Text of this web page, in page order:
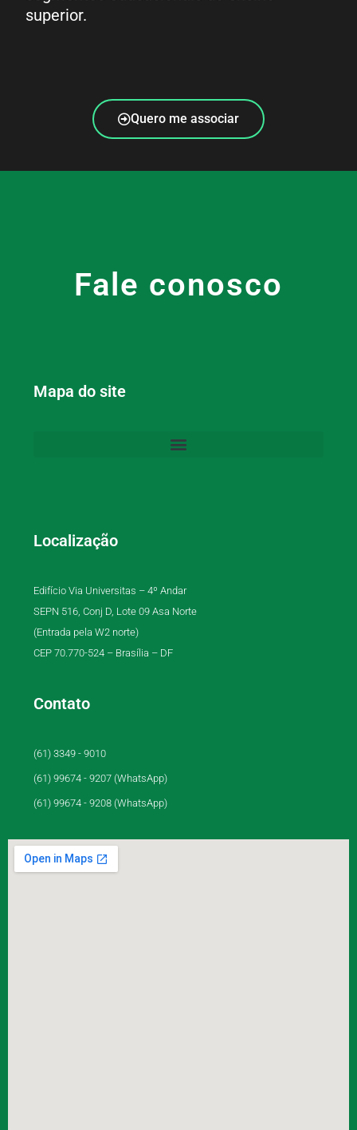
superior.
Quero me associar
Fale conosco
Mapa do site
Localização
Edifício Via Universitas – 4º Andar
SEPN 516, Conj D, Lote 09 Asa Norte
(Entrada pela W2 norte)
CEP 70.770-524 – Brasília – DF
Contato
(61) 3349 - 9010
(61) 99674 - 9207 (WhatsApp)
(61) 99674 - 9208 (WhatsApp)